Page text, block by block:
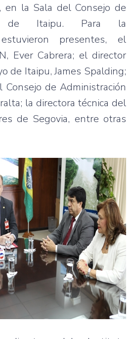
en la Sala del Consejo de
de Itaipu. Para la
estuvieron presentes, el
Ever Cabrera; el director
de Itaipu, James Spalding;
de Administración
la directora técnica del
de Segovia, entre otras